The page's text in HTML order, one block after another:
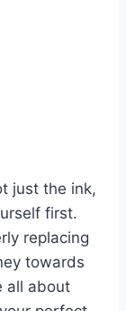
just the ink,
first.
replacing
towards
all about